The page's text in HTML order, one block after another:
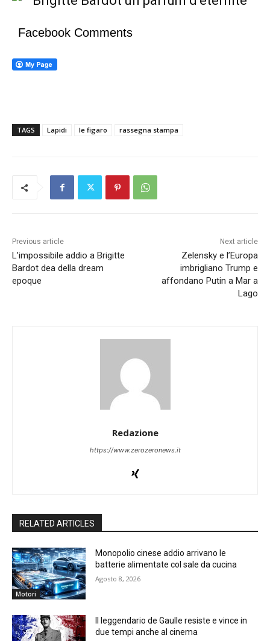
Facebook Comments
TAGS Lapidi le figaro rassegna stampa
Previous article
L’impossibile addio a Brigitte
Bardot dea della dream
epoque
Next article
Zelensky e l’Europa
imbrigliano Trump e
affondano Putin a Mar a
Lago
Redazione
https://www.zerozeronews.it
RELATED ARTICLES
Motori
Monopolio cinese addio arrivano le
batterie alimentate col sale da cucina
Agosto 8, 2026
Il leggendario de Gaulle resiste e vince in
due tempi anche al cinema